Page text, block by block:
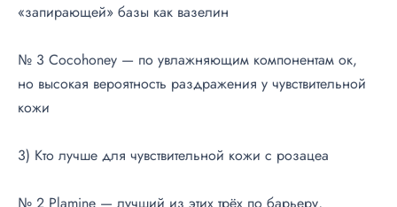
«запирающей» базы как вазелин
№ 3 Cocohoney — по увлажняющим компонентам ок,
но высокая вероятность раздражения у чувствительной
кожи
3) Кто лучше для чувствительной кожи с розацеа